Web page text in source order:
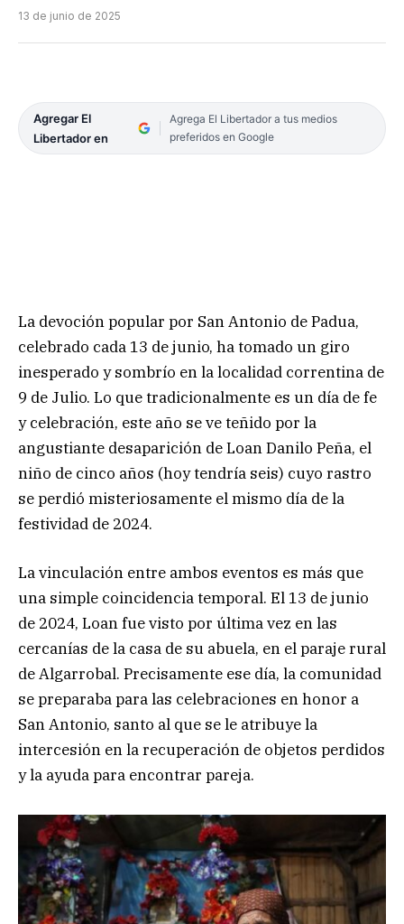
13 de junio de 2025
Agregar El
Libertador en
Agrega El Libertador a tus medios
preferidos en Google
La devoción popular por San Antonio de Padua,
celebrado cada 13 de junio, ha tomado un giro
inesperado y sombrío en la localidad correntina de
9 de Julio. Lo que tradicionalmente es un día de fe
y celebración, este año se ve teñido por la
angustiante desaparición de Loan Danilo Peña, el
niño de cinco años (hoy tendría seis) cuyo rastro
se perdió misteriosamente el mismo día de la
festividad de 2024.
La vinculación entre ambos eventos es más que
una simple coincidencia temporal. El 13 de junio
de 2024, Loan fue visto por última vez en las
cercanías de la casa de su abuela, en el paraje rural
de Algarrobal. Precisamente ese día, la comunidad
se preparaba para las celebraciones en honor a
San Antonio, santo al que se le atribuye la
intercesión en la recuperación de objetos perdidos
y la ayuda para encontrar pareja.